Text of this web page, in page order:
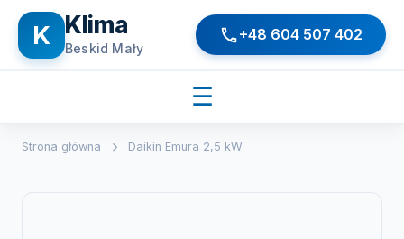
K Klima
Beskid Mały
+48 604 507 402
☰
Strona główna Daikin Emura 2,5 kW